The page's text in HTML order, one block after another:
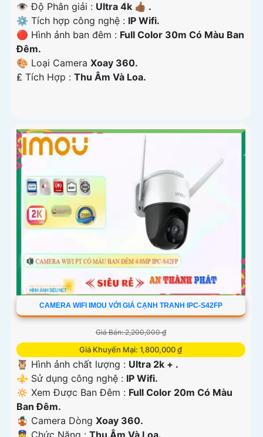
👁 Độ Phân giải : Ultra 4k 👍🏾 .
⚙ Tích hợp công nghệ : IP Wifi.
🔴 Hình ảnh ban đêm : Full Color 30m Có Màu Ban
Ðêm.
🎨 Loại Camera Xoay 360.
️₤ Tích Hợp : Thu Âm Và Loa.
CAMERA WIFI IMOU VỚI GIÁ CẠNH TRANH IPC-S42FP
Giá Bán: 2,200,000 ₫
Giá Khuyến Mại: 1,800,000 ₫
🦉 Hình ảnh chất lượng : Ultra 2k + .
⚜️ Sử dụng công nghệ : IP Wifi.
🔅 Xem Được Ban Đêm : Full Color 20m Có Màu
Ban Ðêm.
🤹 Camera Dòng Xoay 360.